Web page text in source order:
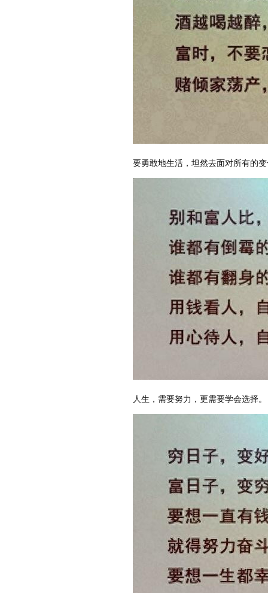
要勇敢地生活，坦然去面对所有的
人生，需要努力，更需要学会选择。